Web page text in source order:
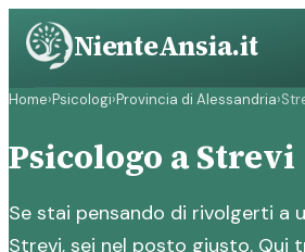
Vai
contenuto
NienteAnsia.it
Home›Psicologi›Provincia di Alessandria›
Psicologo a Strevi
Se stai pensando di rivolgerti a
Strevi, sei nel posto giusto. Qui